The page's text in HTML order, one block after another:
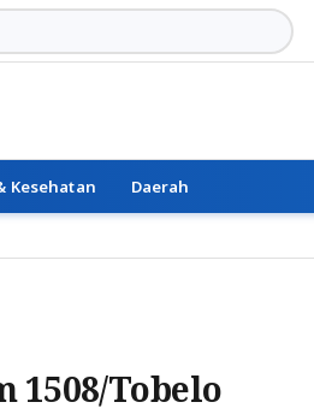
Kesehatan Daerah
1508/Tobelo